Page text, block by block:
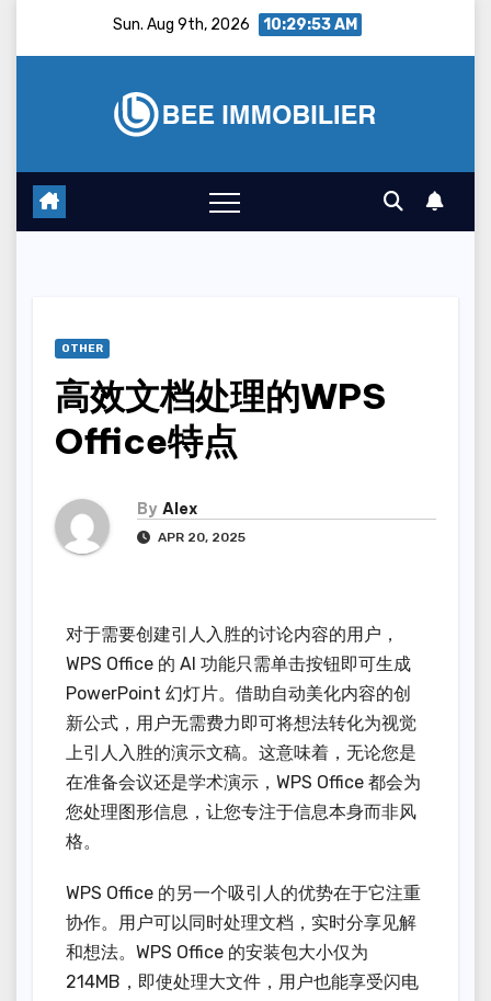
Sun. Aug 9th, 2026 10:29:54 AM
OTHER
高效文档处理的WPS
Office特点
By Alex
APR 20, 2025
对于需要创建引人入胜的讨论内容的用户，
WPS Office 的 AI 功能只需单击按钮即可生成
PowerPoint 幻灯片。借助自动美化内容的创
新公式，用户无需费力即可将想法转化为视觉
上引人入胜的演示文稿。这意味着，无论您是
在准备会议还是学术演示，WPS Office 都会为
您处理图形信息，让您专注于信息本身而非风
格。
WPS Office 的另一个吸引人的优势在于它注重
协作。用户可以同时处理文档，实时分享见解
和想法。WPS Office 的安装包大小仅为
214MB，即使处理大文件，用户也能享受闪电